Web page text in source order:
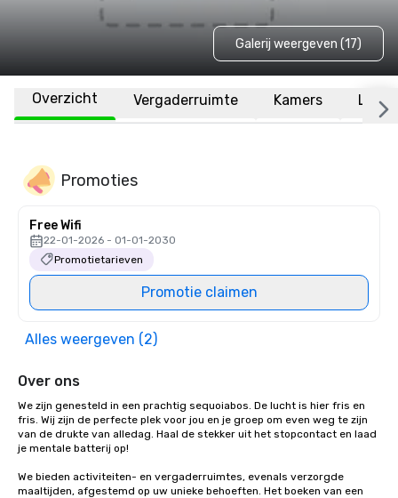
Galerij weergeven (17)
Overzicht Vergaderruimte Kamers
Promoties
Free Wifi
22-01-2026 - 01-01-2030
Promotietarieven
Promotie claimen
Alles weergeven (2)
Over ons
We zijn genesteld in een prachtig sequoiabos. De lucht is hier fris en
fris. Wij zijn de perfecte plek voor jou en je groep om even weg te zijn
van de drukte van alledag. Haal de stekker uit het stopcontact en laad
je mentale batterij op!
We bieden activiteiten- en vergaderruimtes, evenals verzorgde
maaltijden, afgestemd op uw unieke behoeften. Het boeken van een